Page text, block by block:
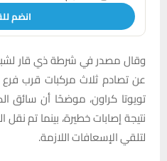
انضم
وقال مصدر في شرطة ذي قار لشبكة
عن تصادم ثلاث مركبات قرب فرع
تويوتا كراون، موضحًا أن سائق
نتيجة إصابات خطيرة، بينما تم
لتلقي الإسعافات اللازمة.